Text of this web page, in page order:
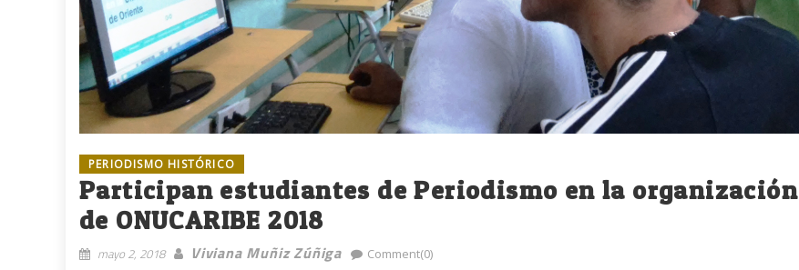
PERIODISMO HISTÓRICO
Participan estudiantes de Periodismo en la organización
de ONUCARIBE 2018
mayo 2, 2018 Viviana Muñiz Zúñiga Comment(0)